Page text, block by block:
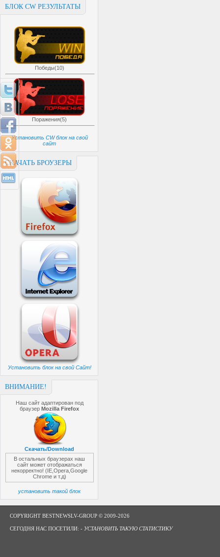
БЛОК CW РЕЗУЛЬТАТЫ
Победы(10)
Поражения(5)
Установить CW блок на свой
сайт
СКАЧАТЬ БРОУЗЕРЫ
Установить блок на свой Сайт!
ВНИМАНИЕ!
Наш сайт адаптирован под
браузерMozilla Firefox
Скачать/Download
В остальных браузерах наш
сайт может отображаться
некорректно! (IE,Opera,Google
Chrome и т.д)
установить такой блок
COPYRIGHT BESTNEWSLV-GROUP © 2009-2026
СЕГОДНЯ НАС ПОСЕТИЛИ: - УСТАНОВИТЬ ТАКУЮ СТАТИСТИКУ